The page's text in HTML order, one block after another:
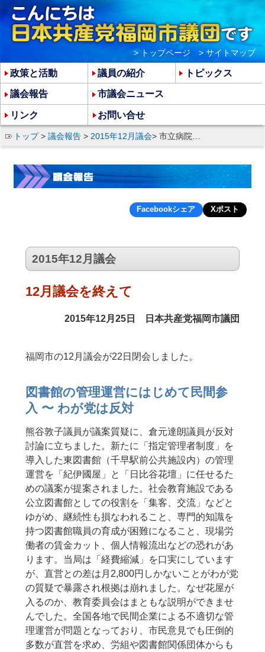
トップ> 議会報告 > 2015年12月議会> 市立病院幹部の不正問題をただす
Facebookシェア Xポスト
2015年12月議会
12月議会を終えて
2015年12月25日 日本共産党福岡市議団
福岡市の12月議会が22日閉会しました。
図書館の管理運営にはじめて民間参
入 〜 わが党は反対
熊谷敦子議員が議案質疑に、倉元達朗議員が反対
討論に立ちました。新たに「指定管理者制度」を
導入した東図書館（千早駅前公共施設内）の管理
運営を「紀伊國屋」と「日比谷花壇」に任せるた
めの議案が提案されました。社会教育施設である
公立図書館としての役割を「集客、交流」などと
ゆがめ、継続性も損なわれること、専門的知識を
持つ図書館職員の育成が困難になること、現場労
働者の賃金カット、個人情報流出などの恐れがあ
ります。当局は「経費縮減」を口実にしています
が、直営との差は月2,800円しかないことがわが党
の質疑で暴露され根拠は崩れました。なぜ花屋が
入るのか、教育委員会はまともな説明ができませ
んでした。全国各地で民間企業による不適切な管
理運営が問題となっており、市民意見でも圧倒的
多数が直営を求め、労組や図書館関係団体からも
政策と活動 議員の紹介 トピックス
議会報告 市議会ニュース
リンク お問い合せ
> トップページ > サイトマップ